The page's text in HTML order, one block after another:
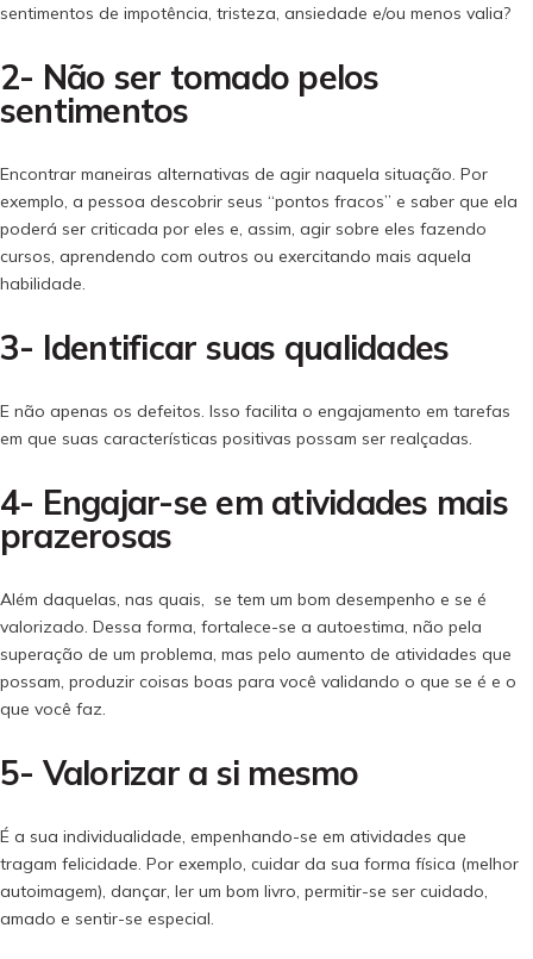
sentimentos de impotência, tristeza, ansiedade e/ou menos valia?
2- Não ser tomado pelos
sentimentos
Encontrar maneiras alternativas de agir naquela situação. Por
exemplo, a pessoa descobrir seus “pontos fracos” e saber que ela
poderá ser criticada por eles e, assim, agir sobre eles fazendo
cursos, aprendendo com outros ou exercitando mais aquela
habilidade.
3- Identificar suas qualidades
E não apenas os defeitos. Isso facilita o engajamento em tarefas
em que suas características positivas possam ser realçadas.
4- Engajar-se em atividades mais
prazerosas
Além daquelas, nas quais, se tem um bom desempenho e se é
valorizado. Dessa forma, fortalece-se a autoestima, não pela
superação de um problema, mas pelo aumento de atividades que
possam, produzir coisas boas para você validando o que se é e o
que você faz.
5- Valorizar a si mesmo
É a sua individualidade, empenhando-se em atividades que
tragam felicidade. Por exemplo, cuidar da sua forma física (melhor
autoimagem), dançar, ler um bom livro, permitir-se ser cuidado,
amado e sentir-se especial.